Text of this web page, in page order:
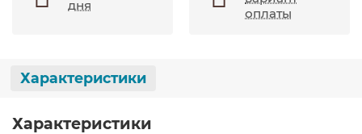
дня
оплаты
Характеристики
Характеристики